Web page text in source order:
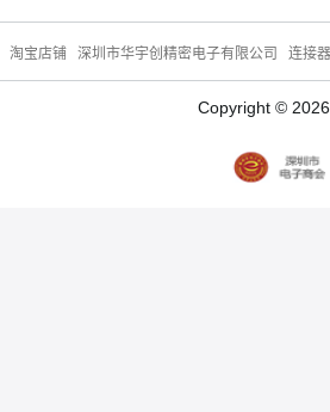
淘宝店铺 深圳市华宇创精密电子有限公司 连接
Copyright ©